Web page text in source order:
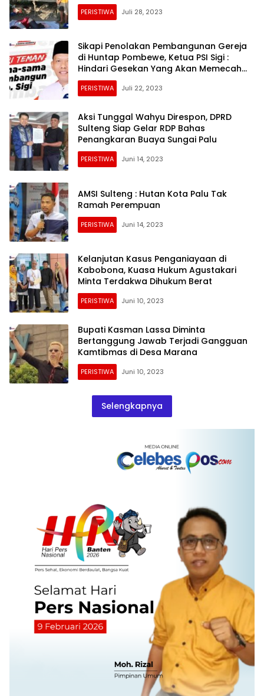
PERISTIWA Juli 28, 2023
Sikapi Penolakan Pembangunan Gereja
di Huntap Pombewe, Ketua PSI Sigi :
Hindari Gesekan Yang Akan Memecah
Belah Bangsa
PERISTIWA Juli 22, 2023
Aksi Tunggal Wahyu Direspon, DPRD
Sulteng Siap Gelar RDP Bahas
Penangkaran Buaya Sungai Palu
PERISTIWA Juni 14, 2023
AMSI Sulteng : Hutan Kota Palu Tak
Ramah Perempuan
PERISTIWA Juni 14, 2023
Kelanjutan Kasus Penganiayaan di
Kabobona, Kuasa Hukum Agustakari
Minta Terdakwa Dihukum Berat
PERISTIWA Juni 10, 2023
Bupati Kasman Lassa Diminta
Bertanggung Jawab Terjadi Gangguan
Kamtibmas di Desa Marana
PERISTIWA Juni 10, 2023
Selengkapnya